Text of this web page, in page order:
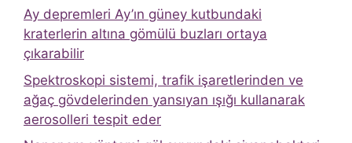
Ay depremleri Ay’ın güney kutbundaki
kraterlerin altına gömülü buzları ortaya
çıkarabilir
Spektroskopi sistemi, trafik işaretlerinden ve
ağaç gövdelerinden yansıyan ışığı kullanarak
aerosolleri tespit eder